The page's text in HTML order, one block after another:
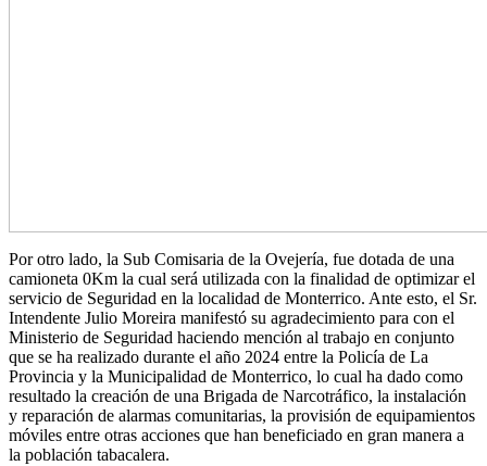
Por otro lado, la Sub Comisaria de la Ovejería, fue dotada de una
camioneta 0Km la cual será utilizada con la finalidad de optimizar el
servicio de Seguridad en la localidad de Monterrico. Ante esto, el Sr.
Intendente Julio Moreira manifestó su agradecimiento para con el
Ministerio de Seguridad haciendo mención al trabajo en conjunto
que se ha realizado durante el año 2024 entre la Policía de La
Provincia y la Municipalidad de Monterrico, lo cual ha dado como
resultado la creación de una Brigada de Narcotráfico, la instalación
y reparación de alarmas comunitarias, la provisión de equipamientos
móviles entre otras acciones que han beneficiado en gran manera a
la población tabacalera.